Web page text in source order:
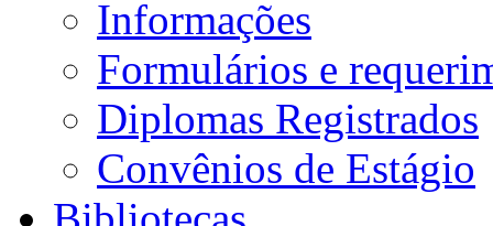
Informações
Formulários e
Diplomas Registrados
Convênios de Estágio